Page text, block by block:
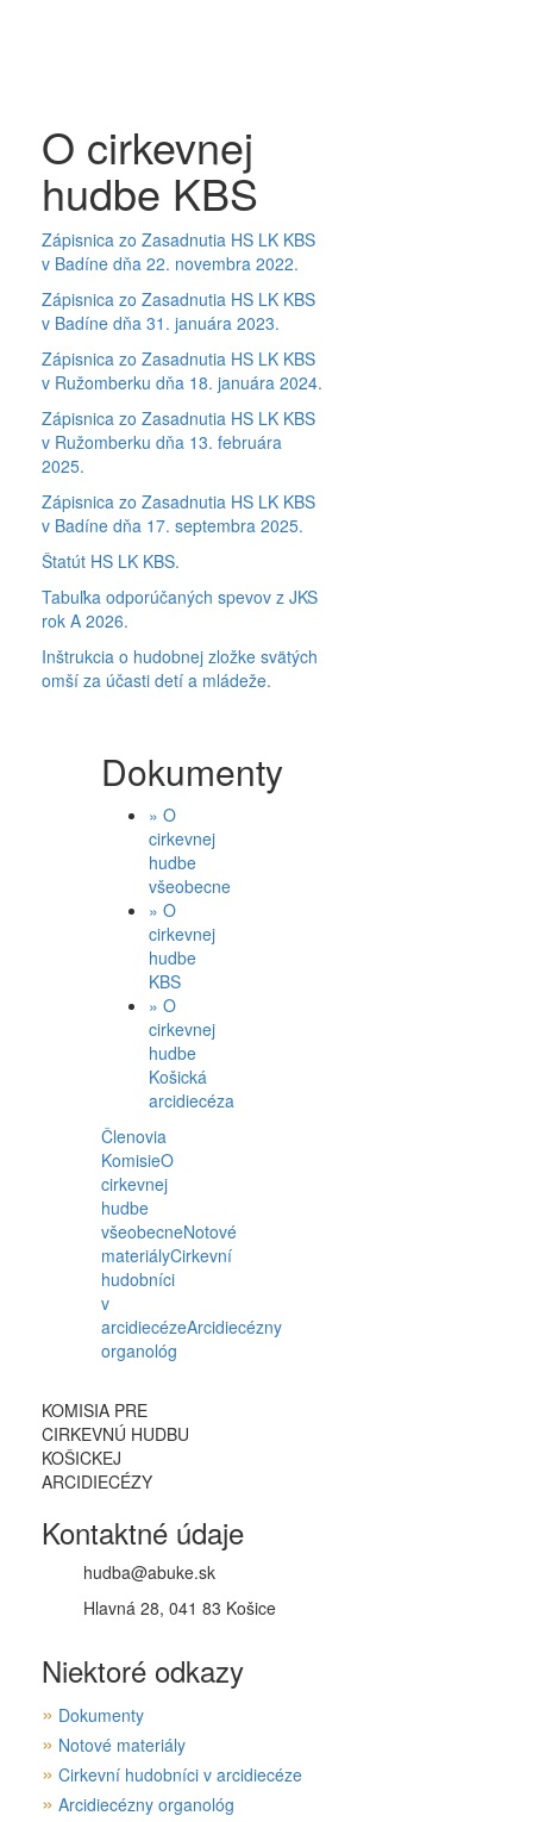
O cirkevnej
hudbe KBS
Zápisnica zo Zasadnutia HS LK KBS
v Badíne dňa 22. novembra 2022.
Zápisnica zo Zasadnutia HS LK KBS
v Badíne dňa 31. januára 2023.
Zápisnica zo Zasadnutia HS LK KBS
v Ružomberku dňa 18. januára 2024.
Zápisnica zo Zasadnutia HS LK KBS
v Ružomberku dňa 13. februára
2025.
Zápisnica zo Zasadnutia HS LK KBS
v Badíne dňa 17. septembra 2025.
Štatút HS LK KBS.
Tabuľka odporúčaných spevov z JKS
rok A 2026.
Inštrukcia o hudobnej zložke svätých
omší za účasti detí a mládeže.
Dokumenty
» O
cirkevnej
hudbe
všeobecne
» O
cirkevnej
hudbe
KBS
» O
cirkevnej
hudbe
Košická
arcidiecéza
Členovia
KomisieO
cirkevnej
hudbe
všeobecneNotové
materiályCirkevní
hudobníci
v
arcidiecézeArcidiecézny
organológ
KOMISIA PRE
CIRKEVNÚ HUDBU
KOŠICKEJ
ARCIDIECÉZY
Kontaktné údaje
hudba@abuke.sk
Hlavná 28, 041 83 Košice
Niektoré odkazy
» Dokumenty
» Notové materiály
» Cirkevní hudobníci v arcidiecéze
» Arcidiecézny organológ